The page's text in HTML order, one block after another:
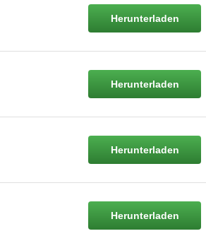
Herunterladen
Herunterladen
Herunterladen
Herunterladen